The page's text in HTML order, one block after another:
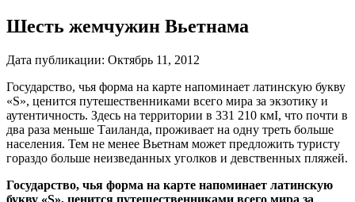
Шесть жемчужин Вьетнама
Дата публикации: Октябрь 11, 2012
Государство, чья форма на карте напоминает латинскую букву
«S», ценится путешественниками всего мира за экзотику и
аутентичность. Здесь на территории в 331 210 кмІ, что почти в
два раза меньше Таиланда, проживает на одну треть больше
населения. Тем не менее Вьетнам может предложить туристу
гораздо больше неизведанных уголков и девственных пляжей.
Государство, чья форма на карте напоминает латинскую
букву «S», ценится путешественниками всего мира за